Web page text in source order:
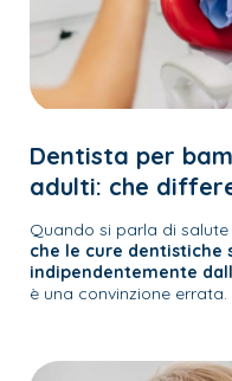
Dentista per
adulti: che
Quando si parla di
che le cure dentistiche
indipendentemente
è una convinzione errata.